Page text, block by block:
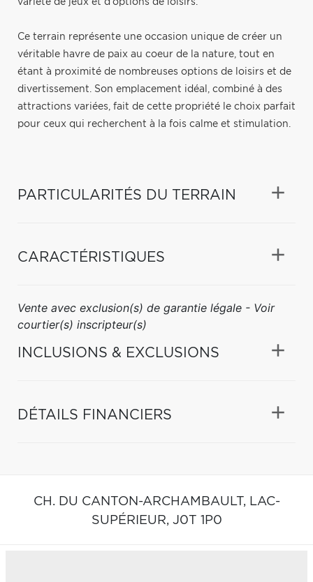
variété de jeux et d'options de loisirs.
Ce terrain représente une occasion unique de créer un
véritable havre de paix au coeur de la nature, tout en
étant à proximité de nombreuses options de loisirs et de
divertissement. Son emplacement idéal, combiné à des
attractions variées, fait de cette propriété le choix parfait
pour ceux qui recherchent à la fois calme et stimulation.
PARTICULARITÉS DU TERRAIN
CARACTÉRISTIQUES
Vente avec exclusion(s) de garantie légale - Voir
courtier(s) inscripteur(s)
INCLUSIONS & EXCLUSIONS
DÉTAILS FINANCIERS
CH. DU CANTON-ARCHAMBAULT, LAC-
SUPÉRIEUR, J0T 1P0